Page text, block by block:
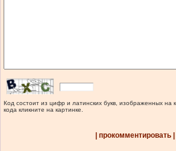
Код состоит из цифр и латинских букв, изображенных на
кода кликните на картинке.
| прокомментировать |